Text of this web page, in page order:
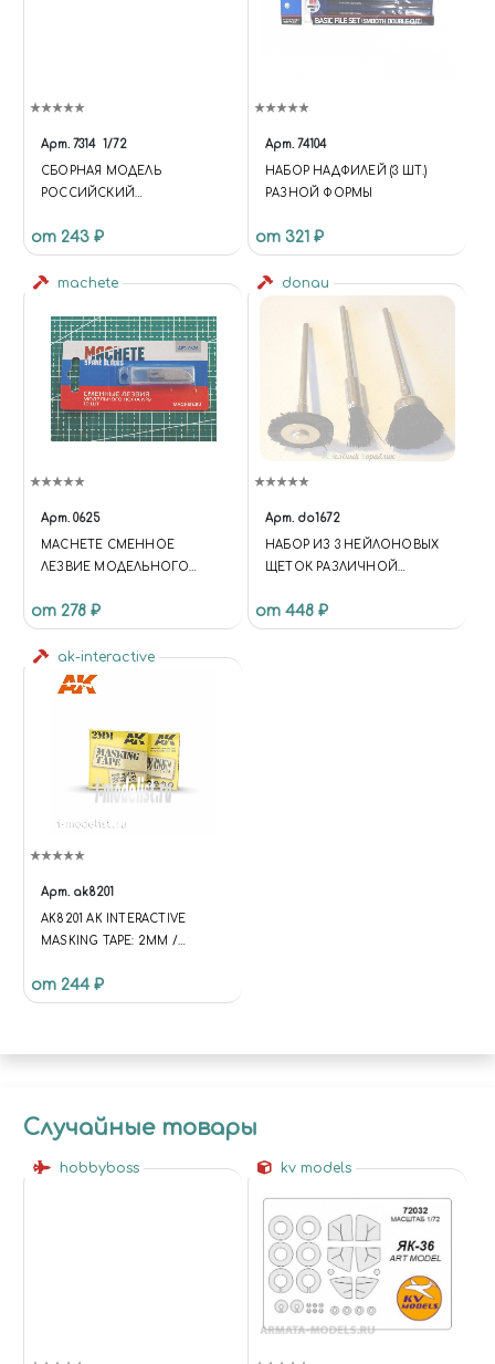
Арт. 7314 1/72
СБОРНАЯ МОДЕЛЬ
РОССИЙСКИЙ
ИСТРЕБИТЕЛЬ СУ-30СМ
от 243 ₽
Арт. 74104
НАБОР НАДФИЛЕЙ (3 ШТ.)
РАЗНОЙ ФОРМЫ
от 321 ₽
machete
Арт. 0625
MACHETE СМЕННОЕ
ЛЕЗВИЕ МОДЕЛЬНОГО
от 278 ₽
donau
Арт. do1672
НАБОР ИЗ 3 НЕЙЛОНОВЫХ
ЩЕТОК РАЗЛИЧНОЙ
от 448 ₽
ak-interactive
Арт. ak8201
AK8201 AK INTERACTIVE
MASKING TAPE: 2MM /
от 244 ₽
Случайные товары
hobbyboss kv models